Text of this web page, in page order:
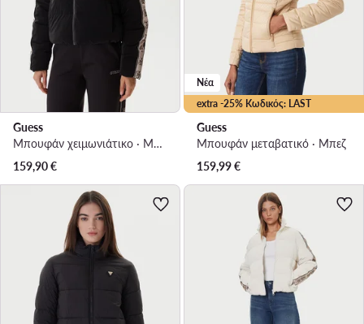
Guess
Μπουφάν χειμωνιάτικο · Μαύρο
159,90€
extra -25% Κωδικός: LAST
Νέα
Guess
Μπουφάν μεταβατικό · Μπεζ
159,99€